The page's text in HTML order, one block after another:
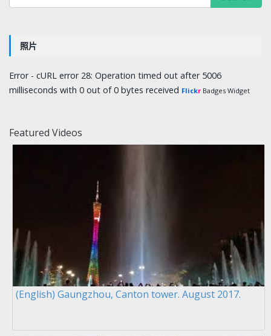
照片
Error - cURL error 28: Operation timed out after 5006
milliseconds with 0 out of 0 bytes received Flickr Badges Widget
Featured Videos
(English) Gaungzhou, Canton tower. August 2017.